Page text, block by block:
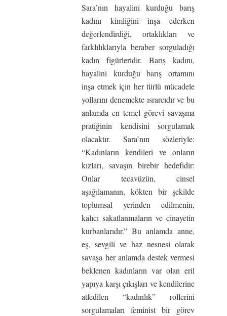
Sara’nın hayalini kurduğu barış
kadını kimliğini inşa ederken
değerlendirdiği, ortaklıkları ve
farklılıklarıyla beraber sorguladığı
kadın figürleridir. Barış kadını,
hayalini kurduğu barış ortamını
inşa etmek için her türlü mücadele
yollarını denemekte ısrarcıdır ve bu
anlamda en temel görevi savaşma
pratiğinin kendisini sorgulamak
olacaktır. Sara’nın sözleriyle:
“Kadınların kendileri ve onların
kızları, savaşın birebir hedefidir:
Onlar tecavüzün, cinsel
aşağılamanın, kökten bir şekilde
toplumsal yerinden edilmenin,
kalıcı sakatlanmaların ve cinayetin
kurbanlarıdır.” Bu anlamda anne,
eş, sevgili ve haz nesnesi olarak
savaşa her anlamda destek vermesi
beklenen kadınların var olan eril
yapıya karşı çıkışları ve kendilerine
atfedilen “kadınlık” rollerini
sorgulamaları feminist bir görev